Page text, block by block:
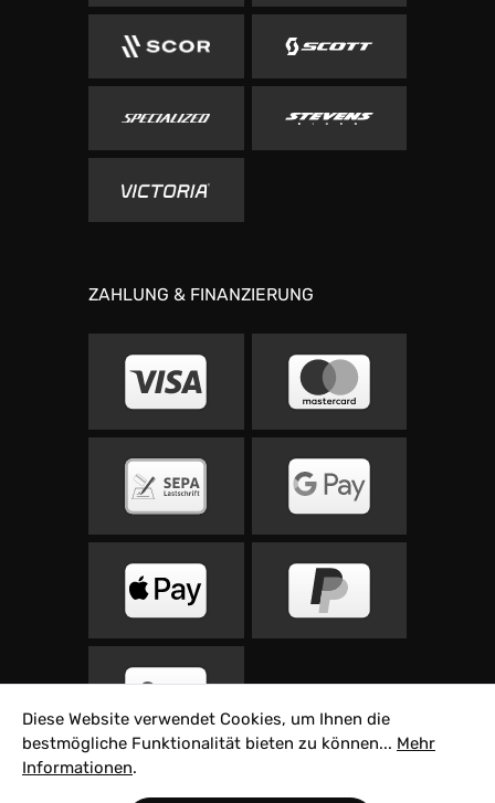
ZAHLUNG & FINANZIERUNG
Diese Website verwendet Cookies, um Ihnen die
bestmögliche Funktionalität bieten zu können... Mehr
Informationen.